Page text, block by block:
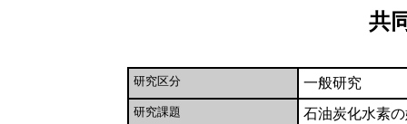
共
研究区分 一般研究
研究課題 石油炭化水素